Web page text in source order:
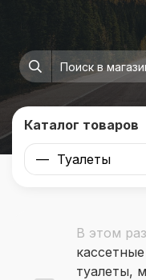
Каталог товаров
В этом
туалеты,